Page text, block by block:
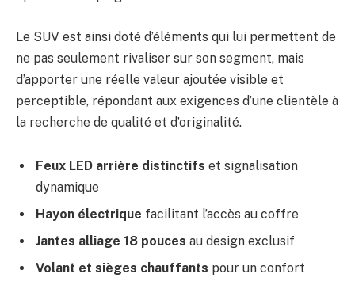
Le SUV est ainsi doté d’éléments qui lui permettent de
ne pas seulement rivaliser sur son segment, mais
d’apporter une réelle valeur ajoutée visible et
perceptible, répondant aux exigences d’une clientèle à
la recherche de qualité et d’originalité.
Feux LED arrière distinctifs et signalisation
dynamique
Hayon électrique facilitant l’accès au coffre
Jantes alliage 18 pouces au design exclusif
Volant et sièges chauffants pour un confort